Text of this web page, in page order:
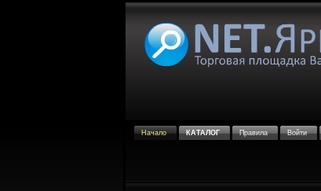
Начало КАТАЛОГ Правила Войти